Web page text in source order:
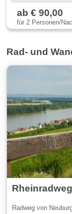
ab € 90,00
für 2 Personen/
Rad- und
Radweg von